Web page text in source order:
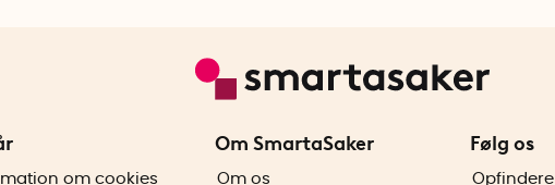
om cookies
Om SmartaSaker
Om os
Følg os
Opfindere